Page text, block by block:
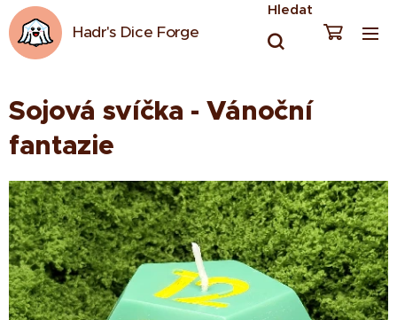
Hadr's Dice Forge
Hledat
Sojová svíčka - Vánoční
fantazie